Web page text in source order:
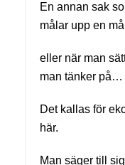
En annan sak
målar upp en
eller när man
man tänker på…
Det kallas för
här.
Man säger till